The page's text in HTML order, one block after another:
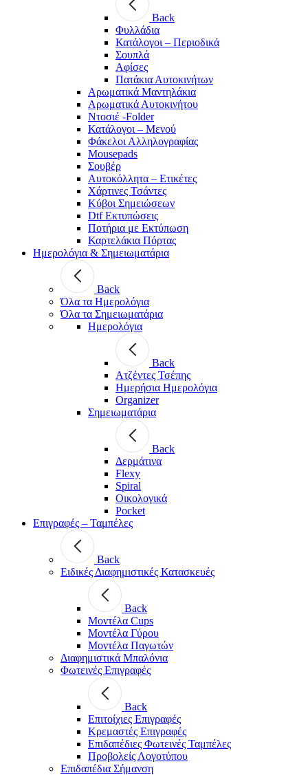
Back
Φυλλάδια
Κατάλογοι – Περιοδικά
Σουπλά
Αφίσες
Πατάκια Αυτοκινήτων
Αρωματικά Μαντηλάκια
Αρωματικά Αυτοκινήτου
Ντοσιέ -Folder
Κατάλογοι – Μενού
Φάκελοι Αλληλογραφίας
Mousepads
Σουβέρ
Αυτοκόλλητα – Ετικέτες
Χάρτινες Τσάντες
Κύβοι Σημειώσεων
Dtf Εκτυπώσεις
Ποτήρια με Εκτύπωση
Καρτελάκια Πόρτας
Ημερολόγια & Σημειωματάρια
Back
Όλα τα Ημερολόγια
Όλα τα Σημειωματάρια
Ημερολόγια
Back
Ατζέντες Τσέπης
Ημερήσια Ημερολόγια
Organizer
Σημειωματάρια
Back
Δερμάτινα
Flexy
Spiral
Οικολογικά
Pocket
Επιγραφές – Ταμπέλες
Back
Ειδικές Διαφημιστικές Κατασκευές
Back
Μοντέλα Cups
Μοντέλα Γύρου
Μοντέλα Παγωτών
Διαφημιστικά Μπαλόνια
Φωτεινές Επιγραφές
Back
Επιτοίχιες Επιγραφές
Κρεμαστές Επιγραφές
Επιδαπέδιες Φωτεινές Ταμπέλες
Προβολείς Λογοτύπου
Επιδαπέδια Σήμανση